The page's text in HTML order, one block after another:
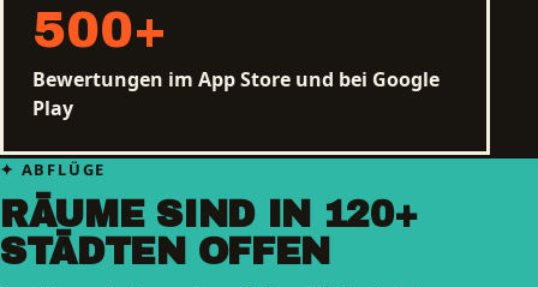
500+
Bewertungen im App Store und bei Google
Play
ABFLÜGE
RÄUME SIND IN 120+
STÄDTEN OFFEN